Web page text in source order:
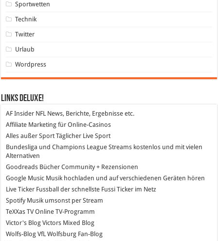
Sportwetten
Technik
Twitter
Urlaub
Wordpress
Links DeLuXe!
AF Insider NFL News, Berichte, Ergebnisse etc.
Affiliate Marketing für Online-Casinos
Alles außer SportTäglicher Live Sport
Bundesliga und Champions League Streams kostenlos und mit vielen
Alternativen
Goodreads Bücher Community + Rezensionen
Google Music Musik hochladen und auf verschiedenen Geräten hören
Live Ticker Fussball
der schnellste Fussi Ticker im Netz
SpotifyMusik umsonst per Stream
TeXXas TVOnline TV-Programm
Victor's Blog Victors Mixed Blog
Wolfs-Blog VfL Wolfsburg Fan-Blog